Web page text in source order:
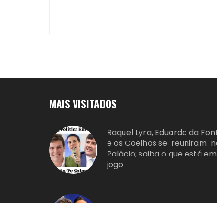
MAIS VISITADOS
Raquel Lyra, Eduardo da
e os Coelhos se reuniram
Palácio; saiba o que está em
jogo